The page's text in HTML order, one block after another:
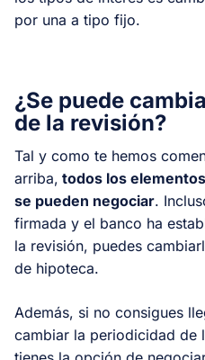
por una a tipo fijo.
¿Se puede
de la revisión?
Tal y como te hemos
arriba, todos los
se pueden negociar.
firmada y el banco ha
la revisión, puedes
de hipoteca.
Además, si no consigues
cambiar la periodicidad de